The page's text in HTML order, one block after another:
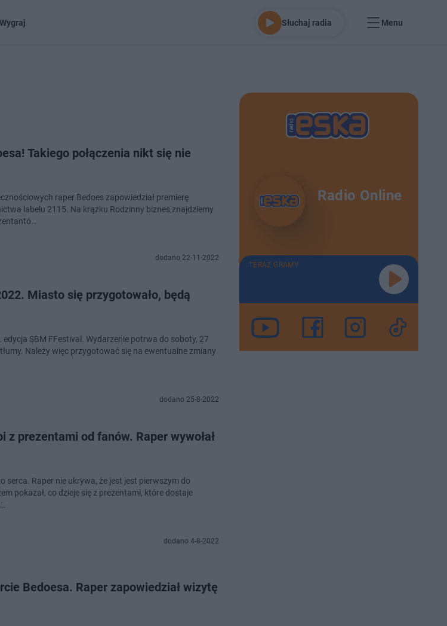
Wygraj Słuchaj radia Menu
Takiego połączenia nikt się nie
raper Bedoes zapowiedział premierę
labelu 2115. Na krążku Rodzinny biznes znajdziemy
dodano 22-11-2022
Miasto się przygotowało, będą
SBM FFestival. Wydarzenie potrwa do soboty, 27
Należy więc przygotować się na ewentualne zmiany
dodano 25-8-2022
z prezentami od fanów. Raper wywołał
serca. Raper nie ukrywa, że jest jest pierwszym do
pokazał, co dzieje się z prezentami, które dostaje
dodano 4-8-2022
Bedoesa. Raper zapowiedział wizytę
Radio Online
TERAZ GRAMY